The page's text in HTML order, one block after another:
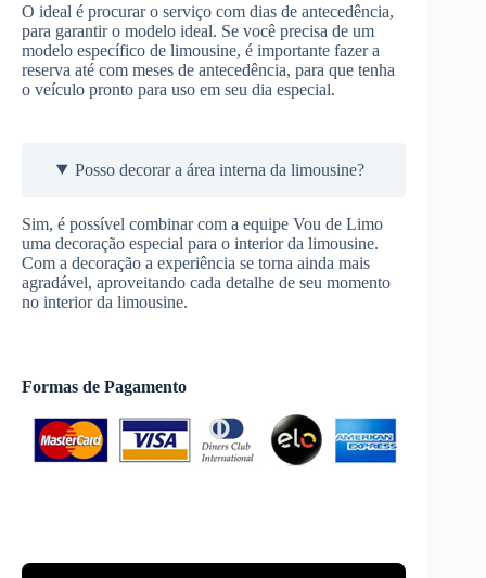
O ideal é procurar o serviço com dias de antecedência,
para garantir o modelo ideal. Se você precisa de um
modelo específico de limousine, é importante fazer a
reserva até com meses de antecedência, para que tenha
o veículo pronto para uso em seu dia especial.
Posso decorar a área interna da limousine?
Sim, é possível combinar com a equipe Vou de Limo
uma decoração especial para o interior da limousine.
Com a decoração a experiência se torna ainda mais
agradável, aproveitando cada detalhe de seu momento
no interior da limousine.
Formas de Pagamento